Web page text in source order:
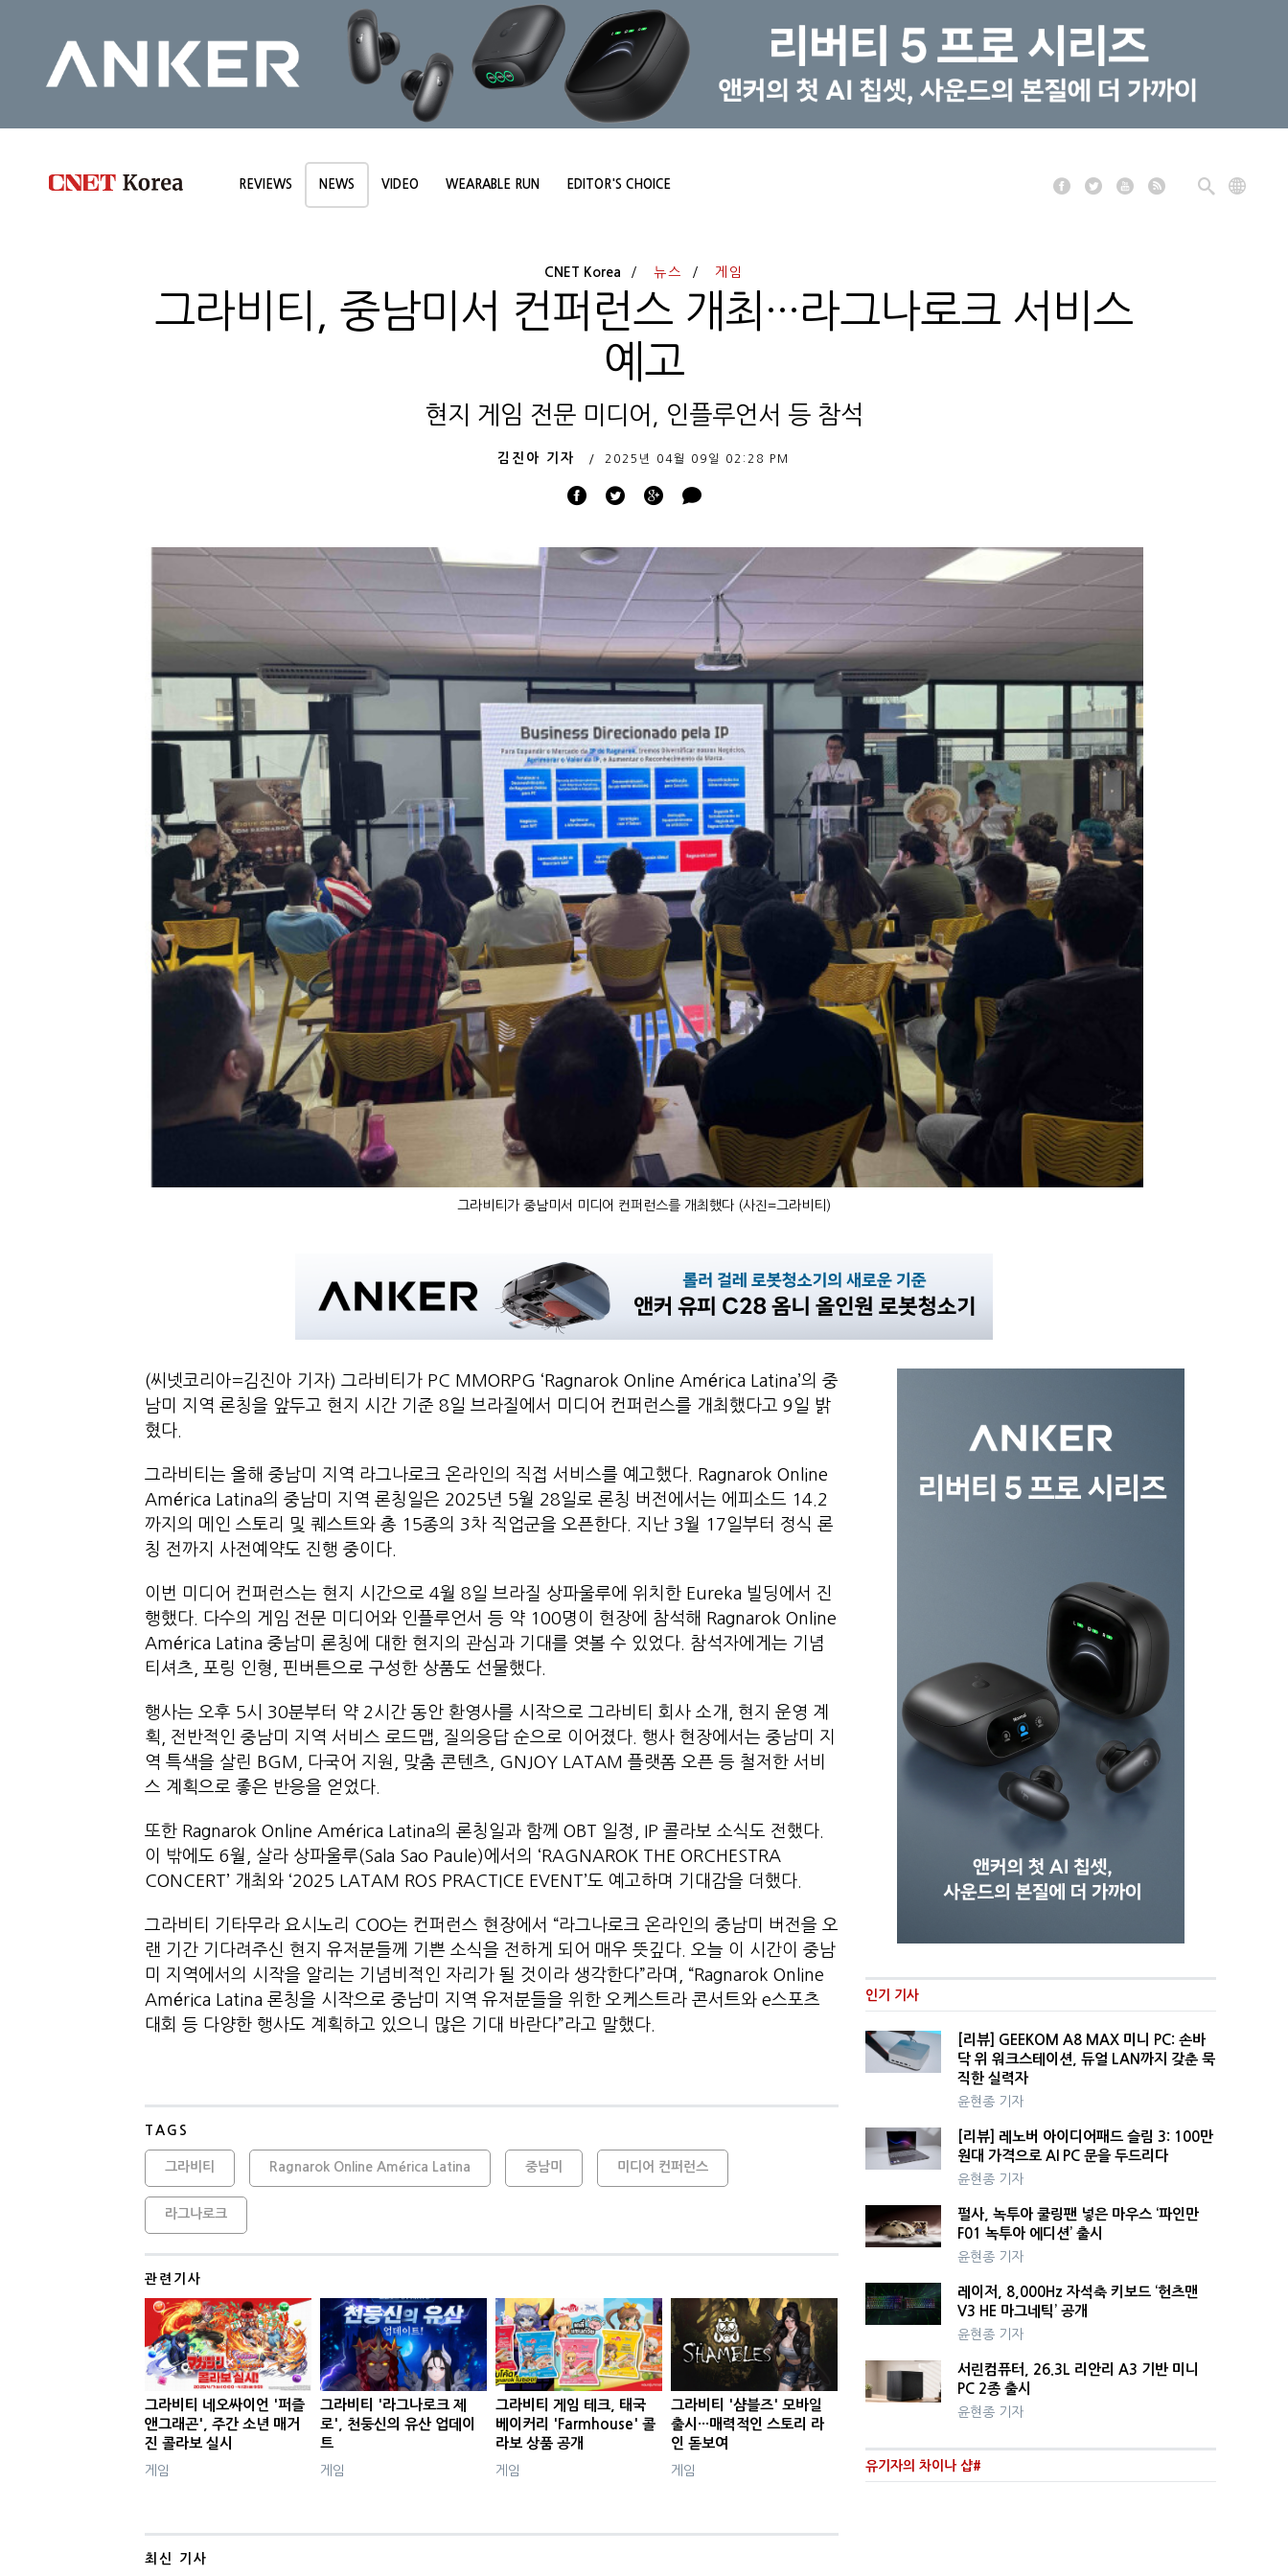
REVIEWS NEWS VIDEO WEARABLE RUN EDITOR'S CHOICE
CNET Korea 뉴스 게임
그라비티, 중남미서 컨퍼런스 개최···라그나로크 서비스
예고
현지 게임 전문 미디어, 인플루언서 등 참석
김진아 기자 2025년 04월 09일 02:28 PM
그라비티가 중남미서 미디어 컨퍼런스를 개최했다 (사진=그라비티)
(씨넷코리아=김진아 기자) 그라비티가 PC MMORPG ‘Ragnarok Online América Latina’의 중
남미 지역 론칭을 앞두고 현지 시간 기준 8일 브라질에서 미디어 컨퍼런스를 개최했다고 9일 밝
혔다.
그라비티는 올해 중남미 지역 라그나로크 온라인의 직접 서비스를 예고했다. Ragnarok Online
América Latina의 중남미 지역 론칭일은 2025년 5월 28일로 론칭 버전에서는 에피소드 14.2
까지의 메인 스토리 및 퀘스트와 총 15종의 3차 직업군을 오픈한다. 지난 3월 17일부터 정식 론
칭 전까지 사전예약도 진행 중이다.
이번 미디어 컨퍼런스는 현지 시간으로 4월 8일 브라질 상파울루에 위치한 Eureka 빌딩에서 진
행했다. 다수의 게임 전문 미디어와 인플루언서 등 약 100명이 현장에 참석해 Ragnarok Online
América Latina 중남미 론칭에 대한 현지의 관심과 기대를 엿볼 수 있었다. 참석자에게는 기념
티셔츠, 포링 인형, 핀버튼으로 구성한 상품도 선물했다.
행사는 오후 5시 30분부터 약 2시간 동안 환영사를 시작으로 그라비티 회사 소개, 현지 운영 계
획, 전반적인 중남미 지역 서비스 로드맵, 질의응답 순으로 이어졌다. 행사 현장에서는 중남미 지
역 특색을 살린 BGM, 다국어 지원, 맞춤 콘텐츠, GNJOY LATAM 플랫폼 오픈 등 철저한 서비
스 계획으로 좋은 반응을 얻었다.
또한 Ragnarok Online América Latina의 론칭일과 함께 OBT 일정, IP 콜라보 소식도 전했다.
이 밖에도 6월, 살라 상파울루(Sala Sao Paule)에서의 ‘RAGNAROK THE ORCHESTRA
CONCERT’ 개최와 ‘2025 LATAM ROS PRACTICE EVENT’도 예고하며 기대감을 더했다.
그라비티 기타무라 요시노리 COO는 컨퍼런스 현장에서 “라그나로크 온라인의 중남미 버전을 오
랜 기간 기다려주신 현지 유저분들께 기쁜 소식을 전하게 되어 매우 뜻깊다. 오늘 이 시간이 중남
미 지역에서의 시작을 알리는 기념비적인 자리가 될 것이라 생각한다”라며, “Ragnarok Online
América Latina 론칭을 시작으로 중남미 지역 유저분들을 위한 오케스트라 콘서트와 e스포츠
대회 등 다양한 행사도 계획하고 있으니 많은 기대 바란다”라고 말했다.
TAGS
그라비티 Ragnarok Online América Latina 중남미 미디어 컨퍼런스
라그나로크
관련기사
그라비티 네오싸이언 '퍼즐
앤그래곤', 주간 소년 매거
진 콜라보 실시
게임
그라비티 '라그나로크 제
로', 천둥신의 유산 업데이
트
게임
그라비티 게임 테크, 태국
베이커리 'Farmhouse' 콜
라보 상품 공개
게임
그라비티 '샴블즈' 모바일
출시···매력적인 스토리 라
인 돋보여
게임
최신 기사
인기 기사
[리뷰] GEEKOM A8 MAX 미니 PC: 손바
닥 위 워크스테이션, 듀얼 LAN까지 갖춘 묵
직한 실력자
윤현종 기자
[리뷰] 레노버 아이디어패드 슬림 3: 100만
원대 가격으로 AI PC 문을 두드리다
윤현종 기자
펄사, 녹투아 쿨링팬 넣은 마우스 ‘파인만
F01 녹투아 에디션’ 출시
윤현종 기자
레이저, 8,000Hz 자석축 키보드 ‘헌츠맨
V3 HE 마그네틱’ 공개
윤현종 기자
서린컴퓨터, 26.3L 리안리 A3 기반 미니
PC 2종 출시
윤현종 기자
유기자의 차이나 샵#